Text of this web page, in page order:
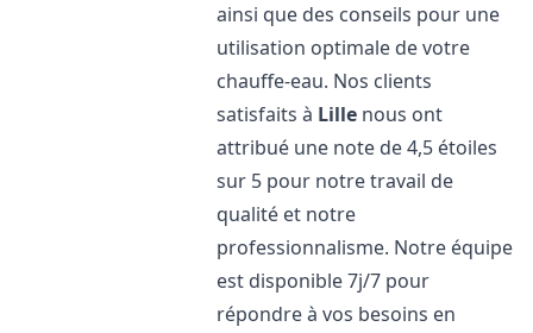
ainsi que des conseils pour une
utilisation optimale de votre
chauffe-eau. Nos clients
satisfaits à Lille nous ont
attribué une note de 4,5 étoiles
sur 5 pour notre travail de
qualité et notre
professionnalisme. Notre équipe
est disponible 7j/7 pour
répondre à vos besoins en